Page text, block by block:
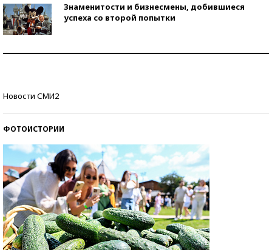
Знаменитости и бизнесмены, добившиеся
успеха со второй попытки
Новости СМИ2
ФОТОИСТОРИИ